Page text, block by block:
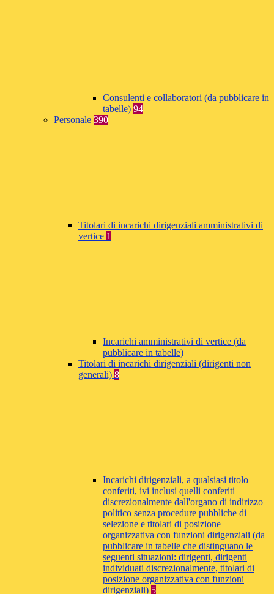
Consulenti e collaboratori (da pubblicare in
tabelle) 94
Personale 390
Titolari di incarichi dirigenziali amministrativi di
vertice 1
Incarichi amministrativi di vertice (da
pubblicare in tabelle)
Titolari di incarichi dirigenziali (dirigenti non
generali) 8
Incarichi dirigenziali, a qualsiasi titolo
conferiti, ivi inclusi quelli conferiti
discrezionalmente dall'organo di indirizzo
politico senza procedure pubbliche di
selezione e titolari di posizione
organizzativa con funzioni dirigenziali (da
pubblicare in tabelle che distinguano le
seguenti situazioni: dirigenti, dirigenti
individuati discrezionalmente, titolari di
posizione organizzativa con funzioni
dirigenziali) 5